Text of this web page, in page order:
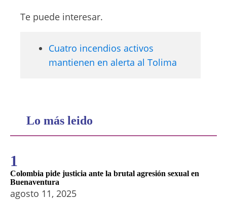
Te puede interesar.
Cuatro incendios activos
mantienen en alerta al Tolima
Lo más leido
1
Colombia pide justicia ante la brutal agresión sexual en
Buenaventura
agosto 11, 2025